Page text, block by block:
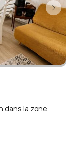
dans la zone